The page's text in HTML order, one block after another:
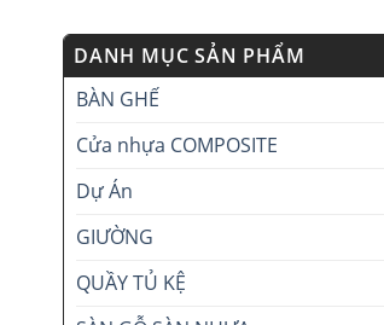
DANH MỤC SẢN PHẨM
BÀN GHẾ
Cửa nhựa COMPOSITE
Dự Án
GIƯỜNG
QUẦY TỦ KỆ